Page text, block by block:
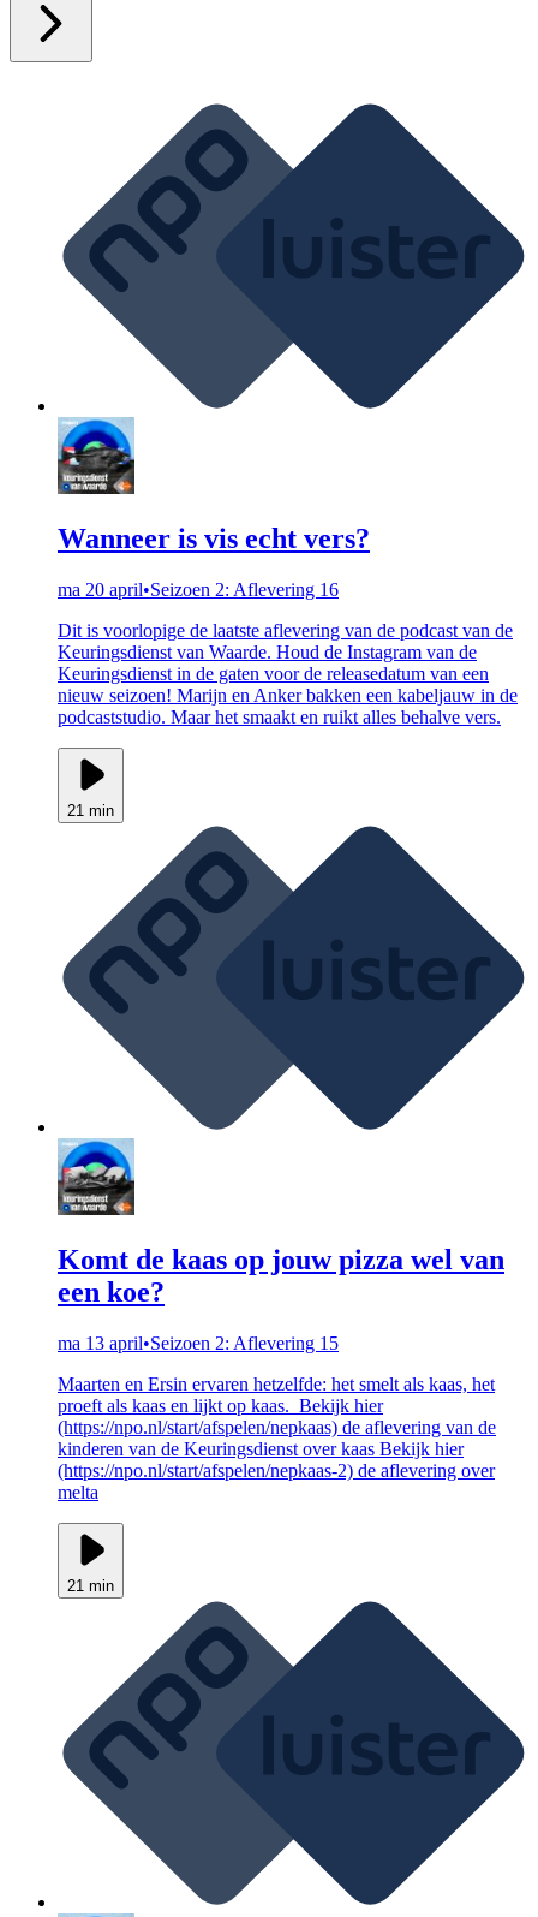
Wanneer is vis echt vers?
ma 20 april•Seizoen 2: Aflevering 16
Dit is voorlopige de laatste aflevering van de podcast van de
Keuringsdienst van Waarde. Houd de Instagram van de
Keuringsdienst in de gaten voor de releasedatum van een
nieuw seizoen! Marijn en Anker bakken een kabeljauw in de
podcaststudio. Maar het smaakt en ruikt alles behalve vers.
21 min
Komt de kaas op jouw pizza wel van
een koe?
ma 13 april•Seizoen 2: Aflevering 15
Maarten en Ersin ervaren hetzelfde: het smelt als kaas, het
proeft als kaas en lijkt op kaas. Bekijk hier
(https://npo.nl/start/afspelen/nepkaas) de aflevering van de
kinderen van de Keuringsdienst over kaas Bekijk hier
(https://npo.nl/start/afspelen/nepkaas-2) de aflevering over
melta
21 min